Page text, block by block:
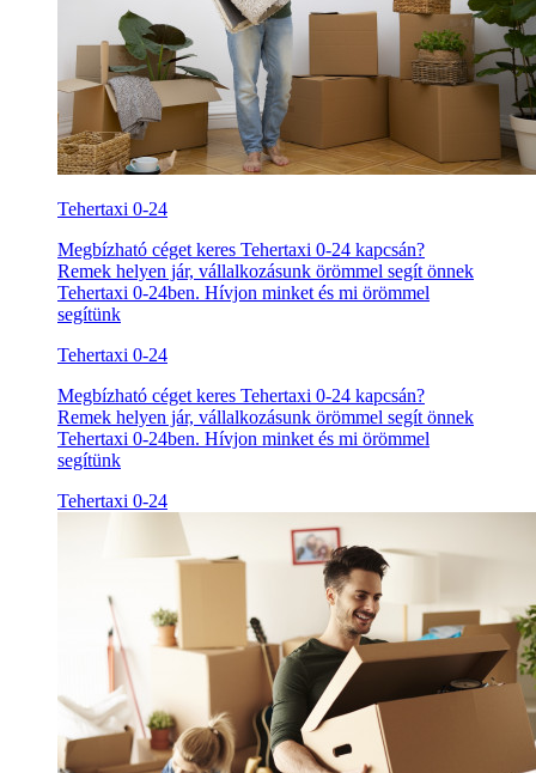
Tehertaxi 0-24
Megbízható céget keres Tehertaxi 0-24 kapcsán?
Remek helyen jár, vállalkozásunk örömmel segít önnek
Tehertaxi 0-24ben. Hívjon minket és mi örömmel
segítünk
Tehertaxi 0-24
Megbízható céget keres Tehertaxi 0-24 kapcsán?
Remek helyen jár, vállalkozásunk örömmel segít önnek
Tehertaxi 0-24ben. Hívjon minket és mi örömmel
segítünk
Tehertaxi 0-24